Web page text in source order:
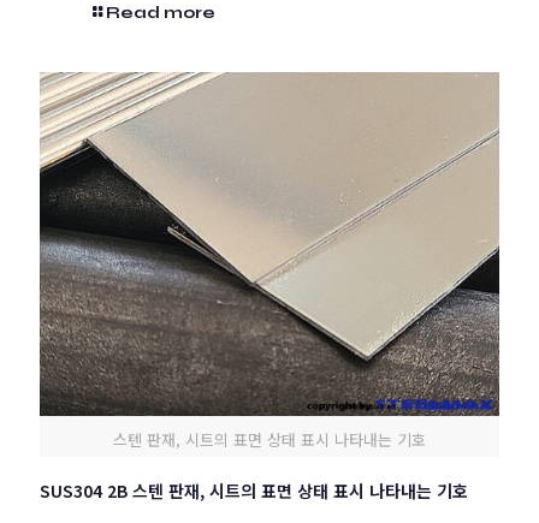
Read more
스텐 판재, 시트의 표면 상태 표시 나타내는 기호
SUS304 2B 스텐 판재, 시트의 표면 상태 표시 나타내는 기호